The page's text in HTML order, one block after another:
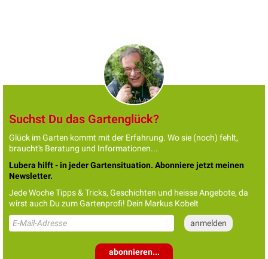
Suchst Du das Gartenglück?
Glück im Garten kommt mit der Erfahrung. Wo sie (noch) fehlt,
braucht's Beratung und Informationen...
Lubera hilft - in jeder Gartensituation. Abonniere jetzt meinen
Newsletter.
Jede Woche Tipps & Tricks, Geschichten und heisse Angebote, da
wirst auch Du zum Gartenprofi! Dein Markus Kobelt
abonnieren...